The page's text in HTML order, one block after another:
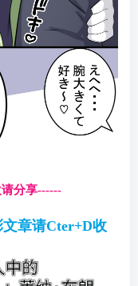
分享------
章请Cter+D收